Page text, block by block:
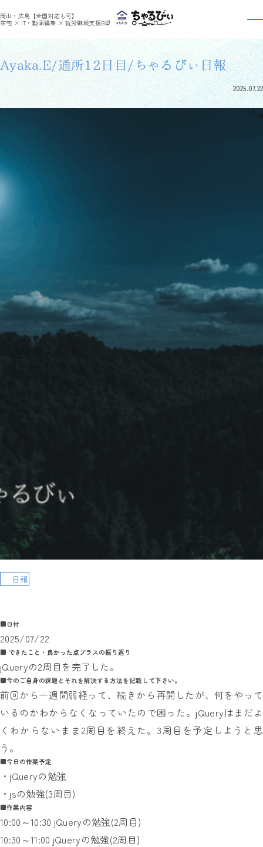
岡山・広島【全国対応も可】
在宅 × IT・動画編集 × 就労継続支援B型
利用者さんの日報 >
利用者さんの日報
Ayaka.E/通所12日目/ちゃるびぃ日報
2025.07.22
日報
■日付
2025/07/22
■ できたこと・良かった点プラスの振り返り
jQueryの2周目を完了した。
■今のご自身の課題とそれを解決する方法を記載して下さい。
前回から一週間弱経って、続きから再開したが、何をやって
いるのかわからなくなっていたので困った。jQueryはまだよ
くわからないまま2周目を終えた。3周目を予定しようと思
う。
■今日の作業予定
・jQueryの勉強
・jsの勉強(3周目)
■作業内容
10:00～10:30 jQueryの勉強(2周目)
10:30～11:00 jQueryの勉強(2周目)